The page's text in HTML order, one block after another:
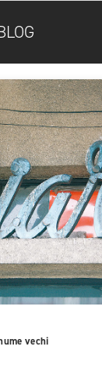
vechi